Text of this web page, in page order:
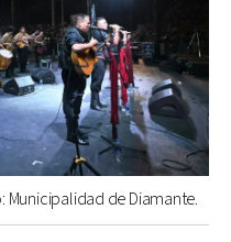
Municipalidad de Diamante.